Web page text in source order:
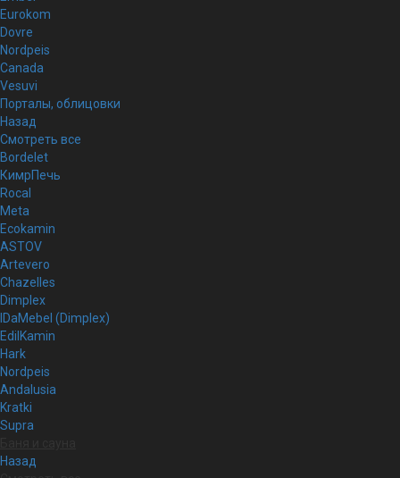
Eurokom
Dovre
Nordpeis
Canada
Vesuvi
Порталы, облицовки
Назад
Смотреть все
Bordelet
КимрПечь
Rocal
Meta
Ecokamin
ASTOV
Artevero
Chazelles
Dimplex
IDaMebel (Dimplex)
EdilKamin
Hark
Nordpeis
Andalusia
Kratki
Supra
Назад